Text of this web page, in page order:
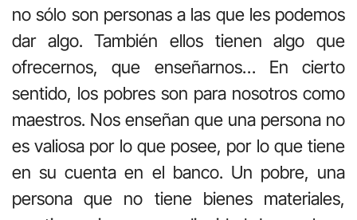
no sólo son personas a las que les podemos
dar algo. También ellos tienen algo que
ofrecernos, que enseñarnos… En cierto
sentido, los pobres son para nosotros como
maestros. Nos enseñan que una persona no
es valiosa por lo que posee, por lo que tiene
en su cuenta en el banco. Un pobre, una
persona que no tiene bienes materiales,